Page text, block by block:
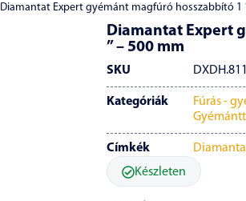
Diamantat Expert gyémánt magfúró hosszabbító 1
Diamantat Expert
” – 500 mm
SKU
Kategóriák Fúrás -
Címkék
Készleten